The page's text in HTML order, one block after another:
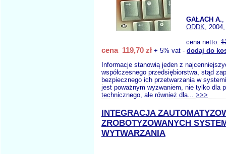
GAŁACH A.,
ODDK,
cena netto:
cena 119,70 zł + 5% vat - dodaj do
Informacje stanowią jeden z
współczesnego przedsiębiorstwa, stąd
bezpiecznego ich przetwarzania w
jest poważnym wyzwaniem, nie tylko dla
technicznego, ale również dla... >>>
INTEGRACJA
ZROBOTYZOWANYCH
WYTWARZANIA